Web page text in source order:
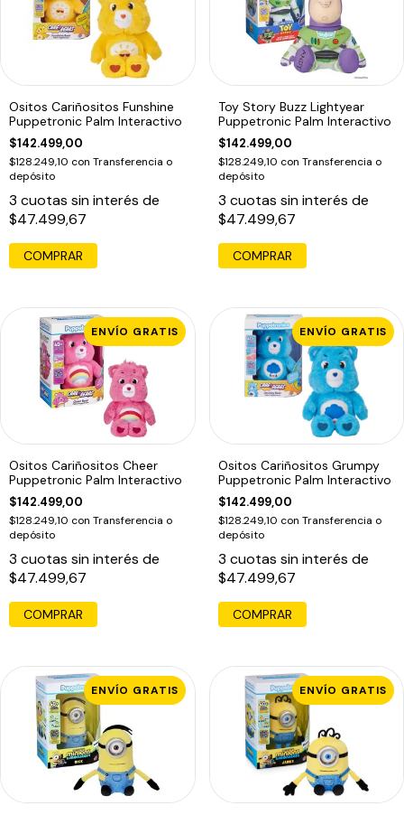
Ositos Cariñositos Funshine
Puppetronic Palm Interactivo
$142.499,00
$128.249,10 con Transferencia o
depósito
3 cuotas sin interés de
$47.499,67
Toy Story Buzz Lightyear
Puppetronic Palm Interactivo
$142.499,00
$128.249,10 con Transferencia o
depósito
3 cuotas sin interés de
$47.499,67
ENVÍO GRATIS
Ositos Cariñositos Cheer
Puppetronic Palm Interactivo
$142.499,00
$128.249,10 con Transferencia o
depósito
3 cuotas sin interés de
$47.499,67
ENVÍO GRATIS
Ositos Cariñositos Grumpy
Puppetronic Palm Interactivo
$142.499,00
$128.249,10 con Transferencia o
depósito
3 cuotas sin interés de
$47.499,67
ENVÍO GRATIS ENVÍO GRATIS